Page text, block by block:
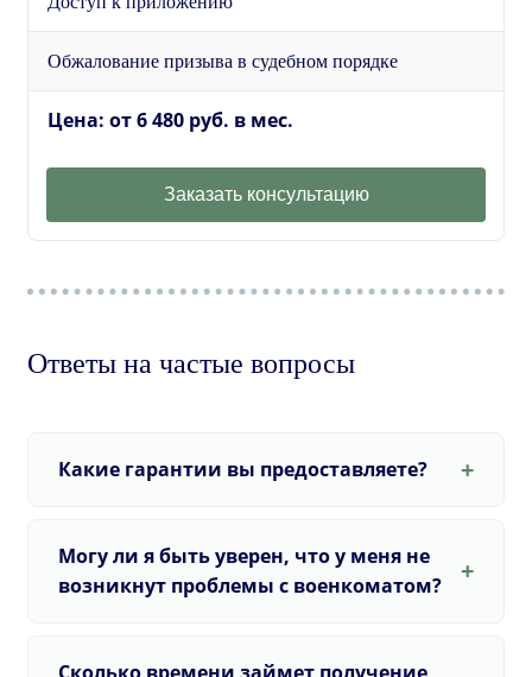
Обжалование призыва в судебном порядке
Цена: от 6 480 руб. в мес.
Заказать консультацию
Ответы на частые вопросы
Какие гарантии вы предоставляете?
Могу ли я быть уверен, что у меня не
возникнут проблемы с военкоматом?